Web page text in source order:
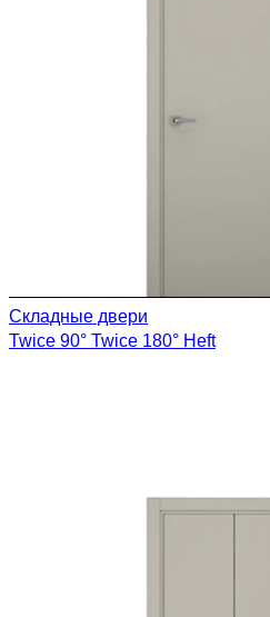
Складные двери
Twice 90° Twice 180° Heft